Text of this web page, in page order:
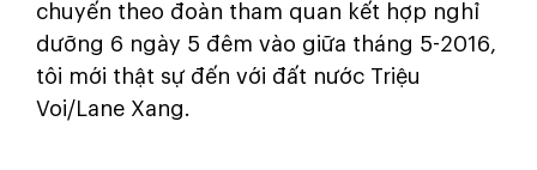
chuyến theo đoàn tham quan kết hợp nghỉ
dưỡng 6 ngày 5 đêm vào giữa tháng 5-2016,
tôi mới thật sự đến với đất nước Triệu
Voi/Lane Xang.